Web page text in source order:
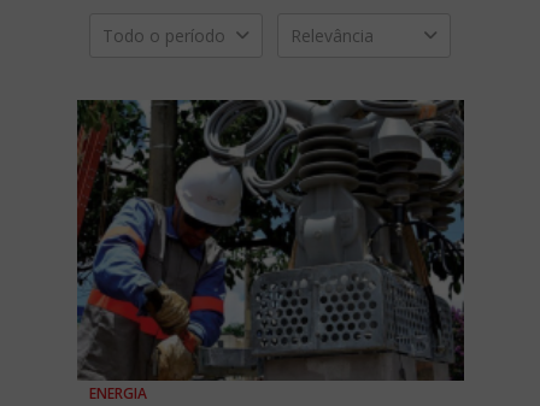
Todo o período Relevância
ENERGIA